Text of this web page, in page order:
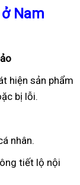
Nam
hiện sản phẩm
bị lỗi.
nhân.
tiết lộ nội